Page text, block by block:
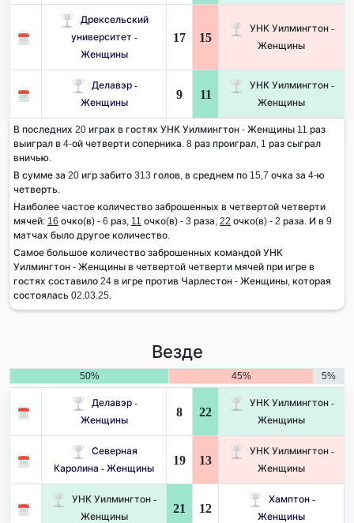
Дрексельский
университет -
Женщины
17 15
УНК Уилмингтон -
Женщины
Делавэр -
Женщины
9 11
УНК Уилмингтон -
Женщины
В последних 20 играх в гостях УНК Уилмингтон - Женщины 11 раз
выиграл в 4-ой четверти соперника. 8 раз проиграл, 1 раз сыграл
вничью.
В сумме за 20 игр забито 313 голов, в среднем по 15,7 очка за 4-ю
четверть.
Наиболее частое количество заброшенных в четвертой четверти
мячей: 16 очко(в) - 6 раз, 11 очко(в) - 3 раза, 22 очко(в) - 2 раза. И в 9
матчах было другое количество.
Самое большое количество заброшенных командой УНК
Уилмингтон - Женщины в четвертой четверти мячей при игре в
гостях составило 24 в игре против Чарлестон - Женщины, которая
состоялась 02.03.25.
Везде
50% 45% 5%
Делавэр -
Женщины
8 22
УНК Уилмингтон -
Женщины
Северная
Каролина - Женщины
19 13
УНК Уилмингтон -
Женщины
УНК Уилмингтон -
Женщины
21 12
Хамптон -
Женщины